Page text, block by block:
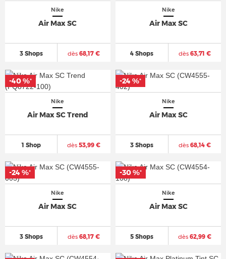
Nike
Air Max SC
3 Shops dès 68,17 €
Nike
Air Max SC
4 Shops dès63,71 €
Nike
Air Max SC Trend
1 Shop dès 53,99 €
-40 %*
Nike
Air Max SC
3 Shops dès68,14 €
-24 %*
Nike
Air Max SC
3 Shops dès 68,17 €
-24 %*
Nike
Air Max SC
5 Shops dès62,99 €
-30 %*